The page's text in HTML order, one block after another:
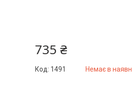
735 ₴
Немає в
Код: 1491